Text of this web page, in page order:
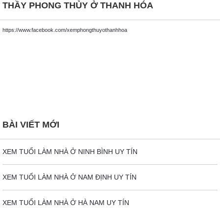
THẦY PHONG THỦY Ở THANH HÓA
https://www.facebook.com/xemphongthuyothanhhoa
BÀI VIẾT MỚI
XEM TUỔI LÀM NHÀ Ở NINH BÌNH UY TÍN
XEM TUỔI LÀM NHÀ Ở NAM ĐỊNH UY TÍN
XEM TUỔI LÀM NHÀ Ở HÀ NAM UY TÍN